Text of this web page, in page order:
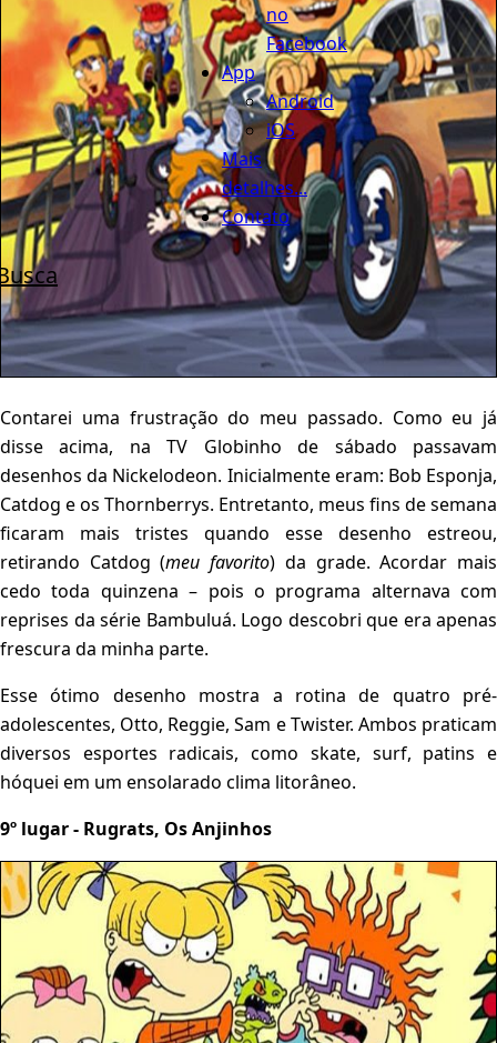
no
Facebook
App
Android
iOS
Mais
detalhes...
Contato
Contarei uma frustração do meu passado. Como eu já
disse acima, na TV Globinho de sábado passavam
desenhos da Nickelodeon. Inicialmente eram: Bob Esponja,
Catdog e os Thornberrys. Entretanto, meus fins de semana
ficaram mais tristes quando esse desenho estreou,
retirando Catdog (meu favorito) da grade. Acordar mais
cedo toda quinzena – pois o programa alternava com
reprises da série Bambuluá. Logo descobri que era apenas
frescura da minha parte.
Esse ótimo desenho mostra a rotina de quatro pré-
adolescentes, Otto, Reggie, Sam e Twister. Ambos praticam
diversos esportes radicais, como skate, surf, patins e
hóquei em um ensolarado clima litorâneo.
9º lugar - Rugrats, Os Anjinhos